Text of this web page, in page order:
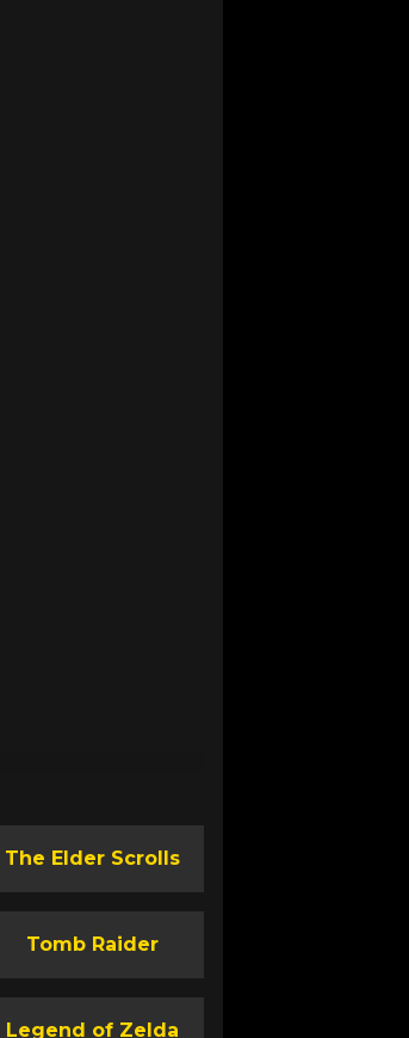
The Elder Scrolls
Tomb Raider
Legend of Zelda